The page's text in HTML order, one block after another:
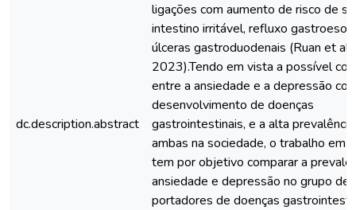
dc.description.abstract
ligações com aumento de risco de
intestino irritável, refluxo
úlceras gastroduodenais (Ruan et al,
2023).Tendo em vista a possível
entre a ansiedade e a depressão
desenvolvimento de doenças
gastrointestinais, e a alta
ambas na sociedade, o trabalho em
tem por objetivo comparar a
ansiedade e depressão no grupo de
portadores de doenças